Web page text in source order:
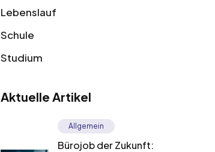
Lebenslauf
Schule
Studium
Aktuelle Artikel
Allgemein
Bürojob der Zukunft: